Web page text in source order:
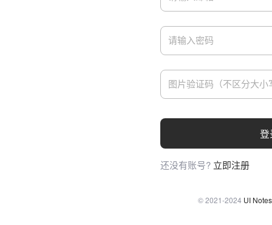
登
还没有账号? 立即注册
© 2021-2024 UI Notes